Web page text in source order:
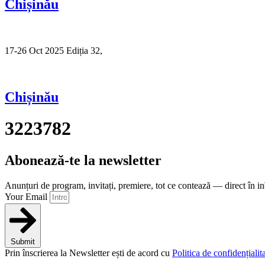
Chișinău
17-26 Oct 2025 Ediția 32,
Chișinău
3223782
Abonează-te la newsletter
Anunțuri de program, invitați, premiere, tot ce contează — direct în
Your Email
Submit
Prin înscrierea la Newsletter ești de acord cu Politica de